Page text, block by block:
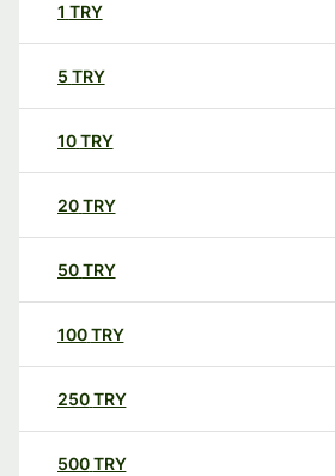
1 TRY
5 TRY
10TRY
20TRY
50TRY
100TRY
250TRY
500TRY